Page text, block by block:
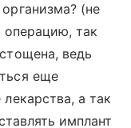
(не
так
ведь
еще
а так
имплант